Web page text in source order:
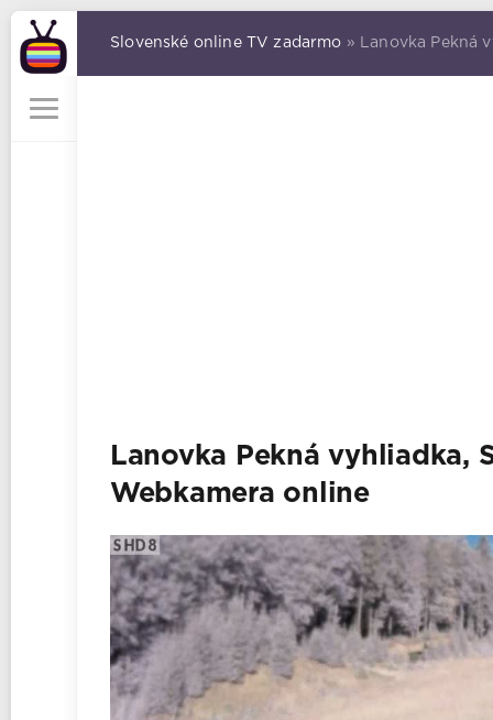
Slovenské online TV zadarmo » Lanovka Pekná
Lanovka Pekná vyhliadka,
Webkamera online